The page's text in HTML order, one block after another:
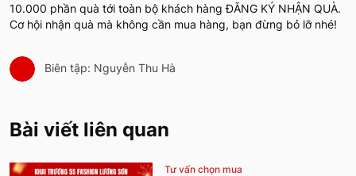
10.000 phần quà tới toàn bộ khách hàng ĐĂNG KÝ NHẬN QUÀ.
Cơ hội nhận quà mà không cần mua hàng, bạn đừng bỏ lỡ nhé!
Biên tập: Nguyễn Thu Hà
Bài viết liên quan
Tư vấn chọn mua